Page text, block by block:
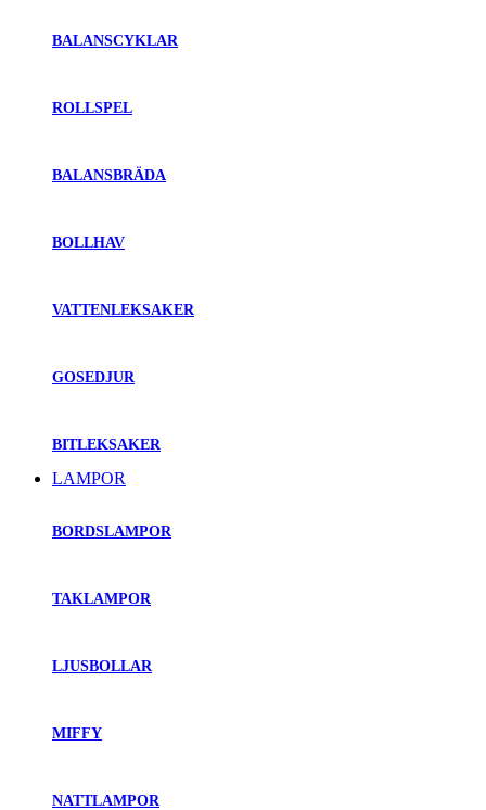
BALANSCYKLAR
ROLLSPEL
BALANSBRÄDA
BOLLHAV
VATTENLEKSAKER
GOSEDJUR
BITLEKSAKER
LAMPOR
BORDSLAMPOR
TAKLAMPOR
LJUSBOLLAR
MIFFY
NATTLAMPOR